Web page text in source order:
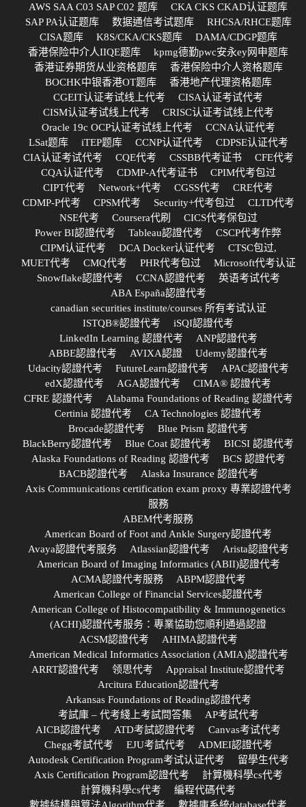
AWS SAA C03 SAP C02 题库
CKA CKS CKAD认证题库
SAP PA认证题库
数据通信考试题库
RHCSA/RHCE题库
CISA题库
K8S/CKA/CKS题库
DAMA/CDGP题库
香港保险中介人IIQE题库
kpmg德勤pwc安永ey网申题库
香港证券期货从业资格题库
香港保险中介人资格题库
BOCHK中银香港OT题库
香港地产代理资格题库
CGEIT认证考试线上代考
CISA认证考试代考
CISM认证考试线上代考
CRISC认证考试线上代考
Oracle 19c OCP认证考试线上代考
CCNA认证代考
LSat题库
iTEP题库 CCNP认证代考
CDPSE认证代考
CIA认证考试代考
CQE代考 CSSBB代考证书
CFE代考
CQA认证代考
CDMP-A代考证书
CPIM代考包过
CIPT代考
Network+代考 CGSS代考
CRE代考
CDMP-P代考
CPSM代考 Security+代考包过
CLTD代考
NSE代考
Coursera代刷
CICS代考保包过
Power BI認證代考
Tableau認證代考
CSCP代考作弊
CIPM认证代考
DCA Docker认证代考
CTSC包过,
MUET代考
CMQ代考 PHR代考包过
Microsoft代考认证
Snowflake認證代考
CCNA認證代考
英语考试代考
ABA España認證代考
canadian securities institute/courses 所有考试认证
ISTQB®認證代考
iSQI認證代考
LinkedIn Learning 認證代考
ANP認證代考
ABBE認證代考
AVIXA認證
Udemy認證代考
Udacity認證代考
FutureLearn認證代考
APAC認證代考
edX認證代考
AGA認證代考
CIMA® 認證代考
CFRE 認證代考
Alabama Foundations of Reading 認證代考
Certinia 認證代考
CA Technologies 認證代考
Brocade認證代考
Blue Prism 認證代考
BlackBerry認證代考
Blue Coat 認證代考
BICSI 認證代考
Alaska Foundations of Reading 認證代考
BCS 認證代考
BACB認證代考
Alaska Insurance 認證代考
Axis Communications certification exam proxy 專業認證代考
服務
ABEM代考服務
American Board of Foot and Ankle Surgery認證代考
Avaya認證代考服务
Atlassian認證代考
Arista認證代考
American Board of Imaging Informatics (ABII)認證代考
ACMA認證代考服務
ABPM認證代考
American College of Financial Services認證代考
American College of Histocompatibility & Immunogenetics
(ACHI)認證代考服务：專業協助您順利通過認證
ACSM認證代考
AHIMA認證代考
American Medical Informatics Association (AMIA)認證代考
ARRT認證代考
领思代考
Appraisal Institute認證代考
Arcitura Education認證代考
Arkansas Foundations of Reading認證代考
考試庫 – 代考綫上考試問答集
AP考試代考
AICB認證代考
ATD考試認證代考
Canvas考试代考
Chegg考試代考
EJU考試代考
ADMEI認證代考
Autodesk Certification Program考试认证代考
留學生代考
Axis Certification Program認證代考
計算機科學cs代考
計算機科學cs代考
編程代碼代考
數據結構與算法Algorithm代考
數據庫系統database代考